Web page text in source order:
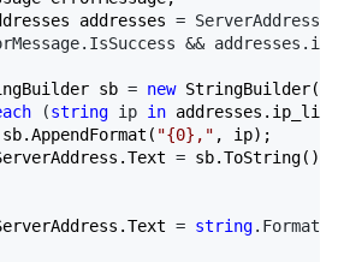
addresses
=
&&
sb
= new StringBuilder();
(string ip in
"{0}, " , ip);
= sb.ToString();
= string.Format(